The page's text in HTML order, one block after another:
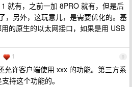
就有，之前一加 8PRO 就有，但是后
，另外，这玩意儿，是需要优化的。基
的原生的以太网接口，如果是用 USB
9
1
允许客户端使用 xxx 的功能。第三方系
持这个功能的。